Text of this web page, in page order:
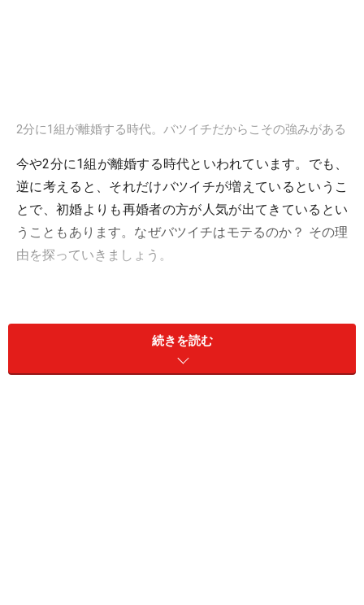
2分に1組が離婚する時代。バツイチだからこその強みがある
今や2分に1組が離婚する時代といわれています。でも、
逆に考えると、それだけバツイチが増えているというこ
とで、初婚よりも再婚者の方が人気が出てきているとい
うこともあります。なぜバツイチはモテるのか？ その理
由を探っていきましょう。
バツイチがモテる理由1. つらい経験をして、精神的にた
くましい
続きを読む